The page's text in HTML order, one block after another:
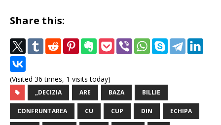
Share this:
(Visited 36 times, 1 visits today)
„DECIZIA ARE BAZA BILLIE
CONFRUNTAREA CU CUP DIN ECHIPA